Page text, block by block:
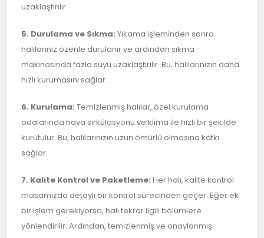
uzaklaştırılır.
5. Durulama ve Sıkma: Yıkama işleminden sonra
halılarınız özenle durulanır ve ardından sıkma
makinasında fazla suyu uzaklaştırılır. Bu, halılarınızın daha
hızlı kurumasını sağlar.
6. Kurulama: Temizlenmiş halılar, özel kurulama
odalarında hava sirkülasyonu ve klima ile hızlı bir şekilde
kurutulur. Bu, halılarınızın uzun ömürlü olmasına katkı
sağlar.
7. Kalite Kontrol ve Paketleme: Her halı, kalite kontrol
masamızda detaylı bir kontrol sürecinden geçer. Eğer ek
bir işlem gerekiyorsa, halı tekrar ilgili bölümlere
yönlendirilir. Ardından, temizlenmiş ve onaylanmış